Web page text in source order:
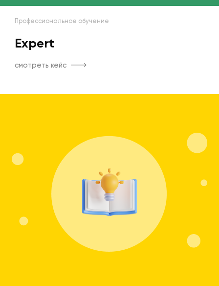
Профессиональное обучение
Expert
смотреть кейс